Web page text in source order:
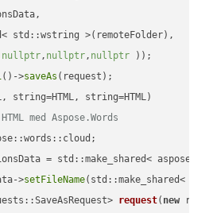
std::wstring >(remoteFolder),
nullptr, nullptr, nullptr ))
()->saveAs (request);
med Aspose.Words
= std::make_shared<
>setFileName(std::make_shared<
request( new